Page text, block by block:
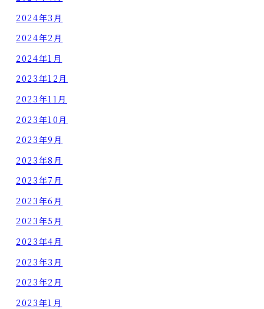
2024年3月
2024年2月
2024年1月
2023年12月
2023年11月
2023年10月
2023年9月
2023年8月
2023年7月
2023年6月
2023年5月
2023年4月
2023年3月
2023年2月
2023年1月